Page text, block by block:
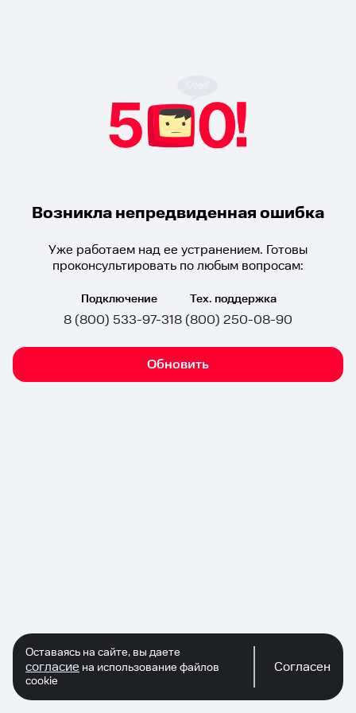
Возникла непредвиденная ошибка
Уже работаем над ее устранением. Готовы
проконсультировать по любым вопросам:
Подключение
8 (800) 533-97-31
Тех. поддержка
8 (800) 250-08-90
Обновить
Оставаясь на сайте, вы даете
согласие на использование файлов
cookie
Согласен